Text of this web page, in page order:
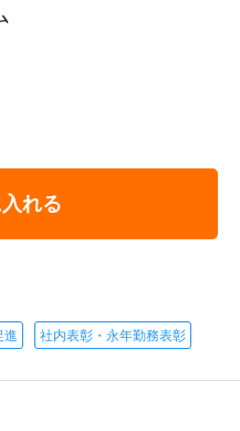
れる
進 社内表彰・永年勤務表彰